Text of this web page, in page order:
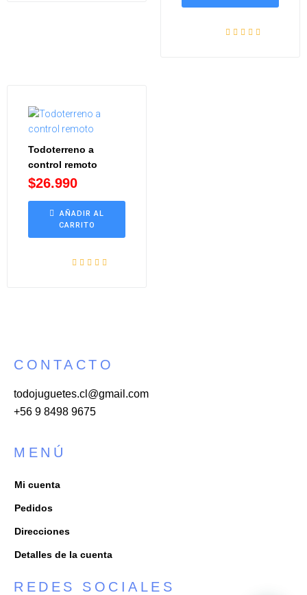
Todoterreno a
control remoto
$26.990
AÑADIR AL
CARRITO
CONTACTO
todojuguetes.cl@gmail.com
+56 9 8498 9675
MENÚ
Mi cuenta
Pedidos
Direcciones
Detalles de la cuenta
REDES SOCIALES